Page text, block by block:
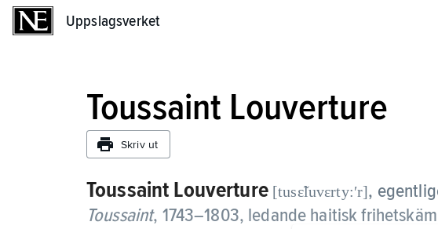
Uppslagsverket
Toussaint Louverture
Skriv ut
Toussaint Louverture [tusɛ̃luvɛrty:ʹr],
Toussaint, 1743–1803, ledande haitisk